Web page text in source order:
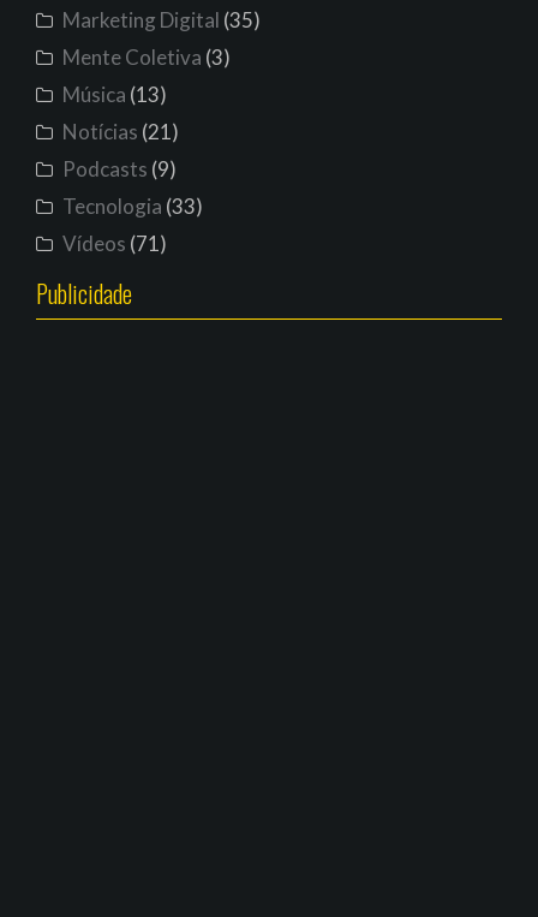
Marketing Digital (35)
Mente Coletiva (3)
Música (13)
Notícias (21)
Podcasts (9)
Tecnologia (33)
Vídeos (71)
Publicidade